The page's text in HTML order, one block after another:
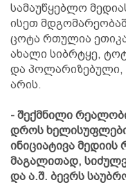
სამაუწყებლო
ისეთ
ცოტა რთულია
ახალი სიბრტყე,
და პოლარიზებული,
არის.
- შექმნილი
დროს
ინიციატივა მედიის
მაგალითად,
და ა.შ. ბევრს